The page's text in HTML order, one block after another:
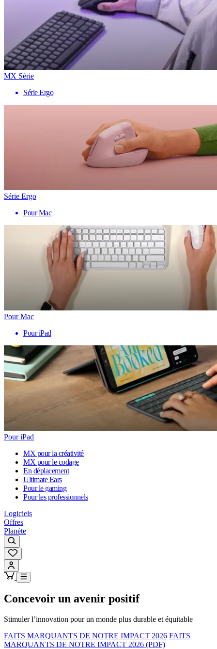
MX Série
Série Ergo
Série Ergo
Pour Mac
Pour Mac
Pour iPad
Pour iPad
MX pour la créativité
MX pour le codage
En déplacement
Ultimate Ears
Pour le gaming
Pour les professionnels
Logiciels
Offres
Planète
Concevoir un avenir positif
Stimuler l’innovation pour un monde plus durable et équitable
FAITS MARQUANTS DE NOTRE IMPACT 2026 FAITS
MARQUANTS DE NOTRE IMPACT 2026 (PDF)